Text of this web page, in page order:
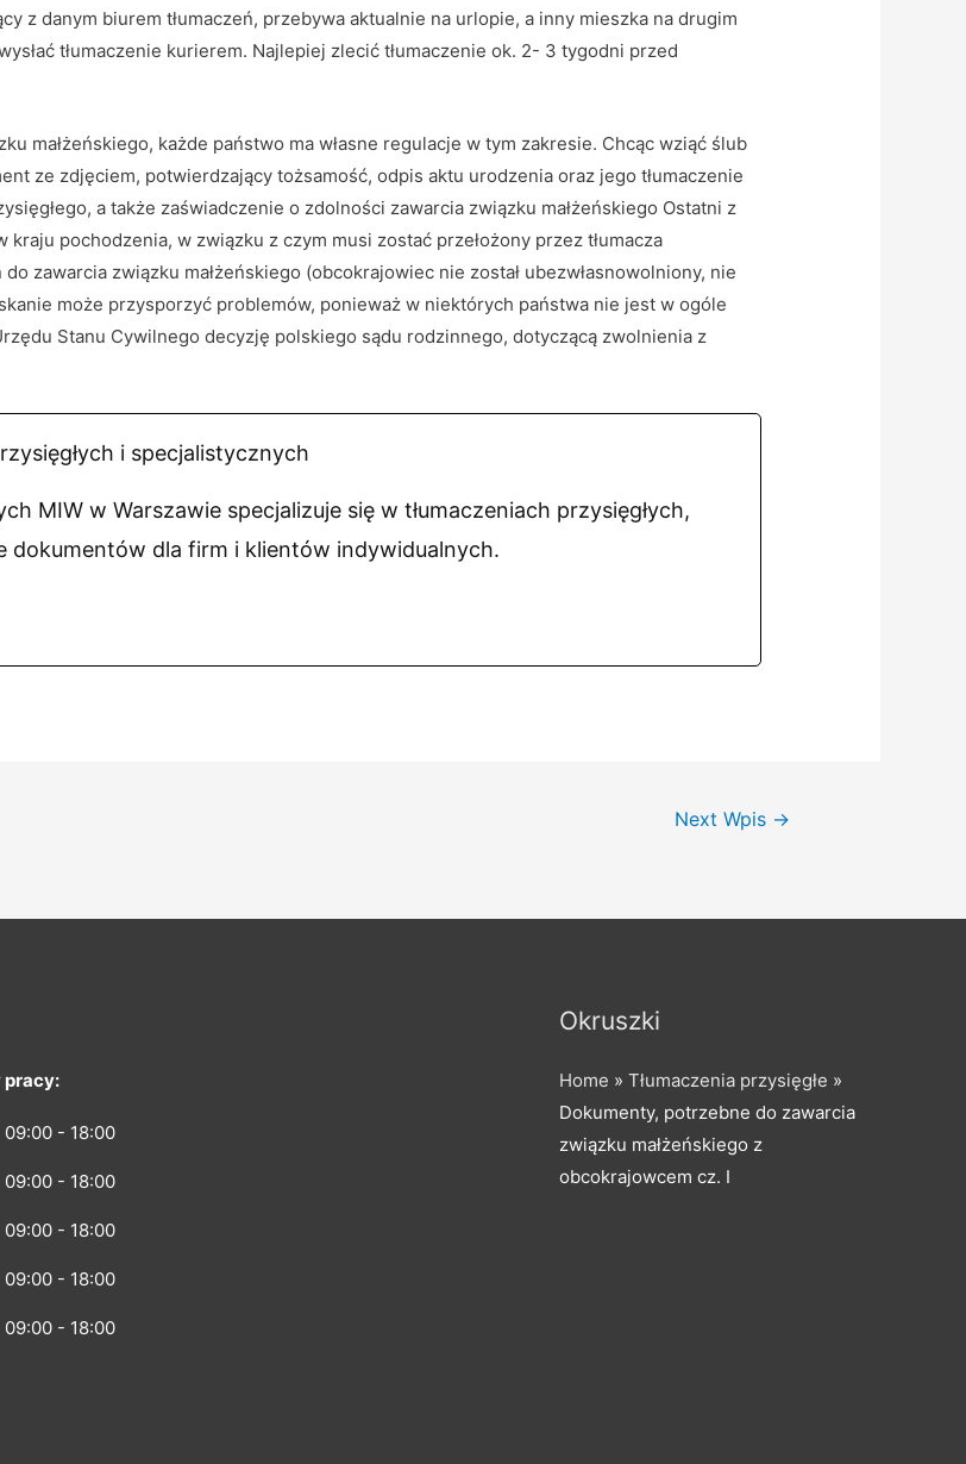
z danym biurem tłumaczeń, przebywa aktualnie na urlopie, a inny mieszka na drugim
tłumaczenie kurierem. Najlepiej zlecić tłumaczenie ok. 2- 3 tygodni przed
małżeńskiego, każde państwo ma własne regulacje w tym zakresie. Chcąc wziąć ślub
ze zdjęciem, potwierdzający tożsamość, odpis aktu urodzenia oraz jego tłumaczenie
a także zaświadczenie o zdolności zawarcia związku małżeńskiego Ostatni z
pochodzenia, w związku z czym musi zostać przełożony przez tłumacza
zawarcia związku małżeńskiego (obcokrajowiec nie został ubezwłasnowolniony, nie
może przysporzyć problemów, ponieważ w niektórych państwa nie jest w ogóle
Stanu Cywilnego decyzję polskiego sądu rodzinnego, dotyczącą zwolnienia z
i specjalistycznych
MIW w Warszawie specjalizuje się w tłumaczeniach przysięgłych,
dokumentów dla firm i klientów indywidualnych.
Next Wpis →
pracy:
09:00 - 18:00
09:00 - 18:00
09:00 - 18:00
09:00 - 18:00
09:00 - 18:00
Okruszki
Home » Tłumaczenia przysięgłe »
Dokumenty, potrzebne do zawarcia
związku małżeńskiego z
obcokrajowcem cz. I